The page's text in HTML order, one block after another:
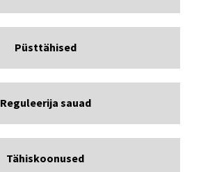
Püsttähised
Reguleerija sauad
Tähiskoonused